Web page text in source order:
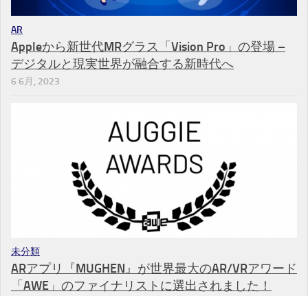
AR
Appleから新世代MRグラス「Vision Pro」の登場 –
デジタルと現実世界が融合する新時代へ
6 6月, 2023
未分類
ARアプリ『MUGHEN』が世界最大のAR/VRアワード
「AWE」のファイナリストに選出されました！